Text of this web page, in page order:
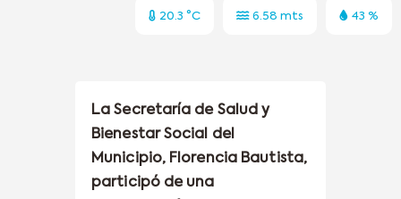
20.3 °C 6.58 mts 43 %
La Secretaría de Salud y
Bienestar Social del
Municipio, Florencia Bautista,
participó de una